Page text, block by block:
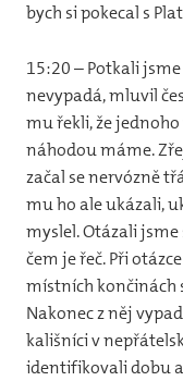
bych si pokecal s
15:20 – Potkali
nevypadá, mluvil
mu řekli, že
náhodou máme.
začal se nervózně
mu ho ale ukázali,
myslel. Otázali
čem je řeč. Při
místních končinách
Nakonec z něj
kališníci v
identifikovali dobu